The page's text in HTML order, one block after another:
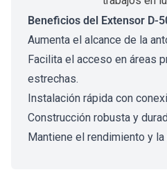
Beneficios del Extensor D-
Aumenta el alcance de la
Facilita el acceso en áreas
estrechas.
Instalación rápida con
Construcción robusta y
Mantiene el rendimiento y